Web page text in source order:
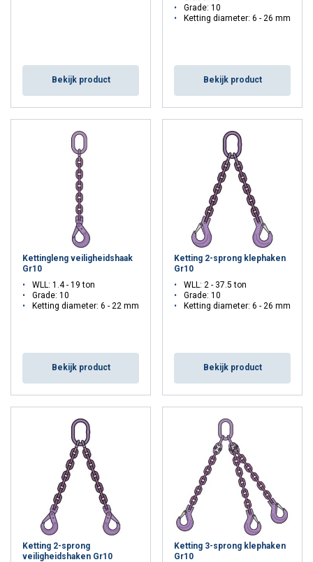
Bekijk product
Grade: 10
Ketting diameter: 6 - 26 mm
Bekijk product
Kettingleng veiligheidshaak
Gr10
WLL: 1.4 - 19 ton
Grade: 10
Ketting diameter: 6 - 22 mm
Bekijk product
Ketting 2-sprong klephaken
Gr10
WLL: 2 - 37.5 ton
Grade: 10
Ketting diameter: 6 - 26 mm
Bekijk product
Ketting 2-sprong
veiligheidshaken Gr10
Ketting 3-sprong klephaken
Gr10